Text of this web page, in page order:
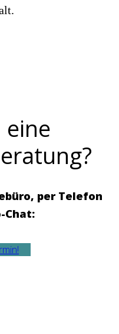
eine
per Telefon
Chat: